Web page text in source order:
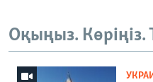
Оқыңыз.